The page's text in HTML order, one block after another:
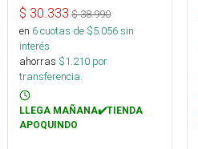
$ 30.333 $38.990
en 6cuotas de $5.056sin
interés
ahorras $1.210 por
transferencia.
LLEGA MAÑANA✔️TIENDA
APOQUINDO